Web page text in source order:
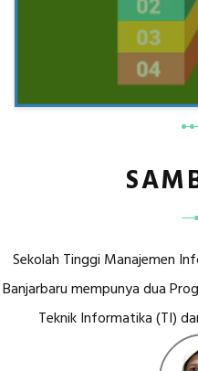
Sekolah Tinggi Manajemen
Banjarbaru mempunya dua
Teknik Informatika (TI)